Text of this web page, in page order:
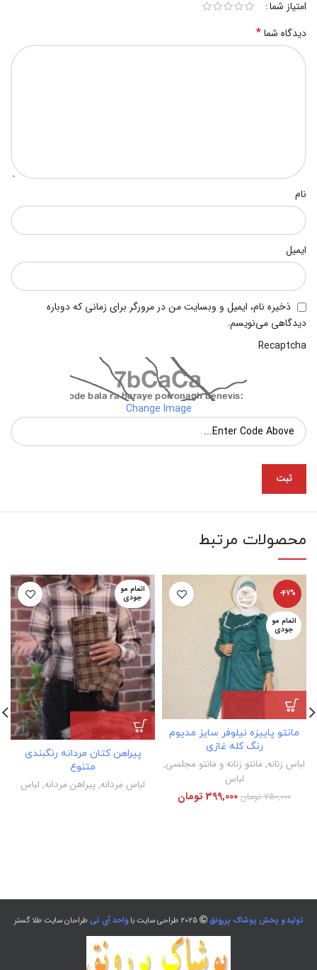
امتیاز شما
دیدگاه شما*
نام
ایمیل
ذخیره نام، ایمیل و وبسایت من در مرورگر برای زمانی که دوباره
دیدگاهی می‌نویسم.
Recaptcha
Change Image
محصولات مرتبط
-47%
اتمام مو
جودی
مانتو پاییزه نیلوفر سایز مدیوم
رنگ کله غازی
لباس زنانه, مانتو زنانه و مانتو مجلسی,
لباس
750,000 تومان 399,000 تومان
اتمام مو
جودی
پیراهن کتان مردانه رنگبندی
متنوع
لباس مردانه,پیراهن مردانه, لباس
تولید و پخش پوشاک پررونق 2025 طراحی سایت با واحد آی تیطراحان سایت طلا گستر